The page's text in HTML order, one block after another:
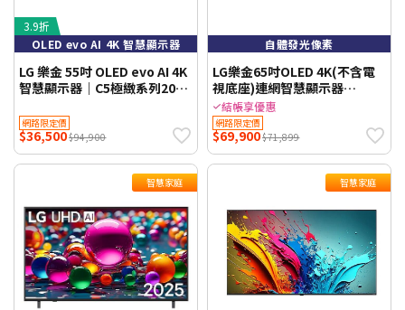
3.9折
OLED evo AI 4K 智慧顯示器
LG 樂金 55吋 OLED evo AI 4K
智慧顯示器｜C5極緻系列2025
安裝
網路限定價
$36,500$94,900
自體發光像素
LG樂金65吋OLED 4K(不含電
視底座)連網智慧顯示器
OLED65G5PTA(含壁掛安裝
+附原廠壁掛架)
結帳享優惠
網路限定價
$69,900$71,899
智慧家庭 智慧家庭